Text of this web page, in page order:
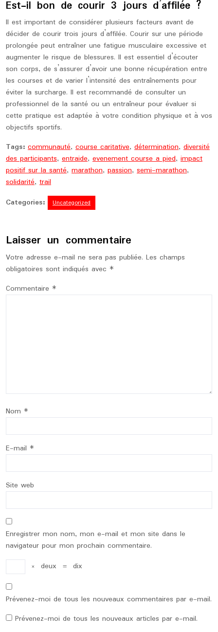
Est-il bon de courir 3 jours d’affilée ?
Il est important de considérer plusieurs facteurs avant de
décider de courir trois jours d’affilée. Courir sur une période
prolongée peut entraîner une fatigue musculaire excessive et
augmenter le risque de blessures. Il est essentiel d’écouter
son corps, de s’assurer d’avoir une bonne récupération entre
les courses et de varier l’intensité des entraînements pour
éviter la surcharge. Il est recommandé de consulter un
professionnel de la santé ou un entraîneur pour évaluer si
cette pratique est adaptée à votre condition physique et à vos
objectifs sportifs.
Tags: communauté, course caritative, détermination, diversité
des participants, entraide, evenement course a pied, impact
positif sur la santé, marathon, passion, semi-marathon,
solidarité, trail
Categories:
Uncategorized
Laisser un commentaire
Votre adresse e-mail ne sera pas publiée. Les champs
obligatoires sont indiqués avec *
Commentaire *
Nom *
E-mail *
Site web
Enregistrer mon nom, mon e-mail et mon site dans le
navigateur pour mon prochain commentaire.
× deux = dix
Prévenez-moi de tous les nouveaux commentaires par e-mail.
Prévenez-moi de tous les nouveaux articles par e-mail.